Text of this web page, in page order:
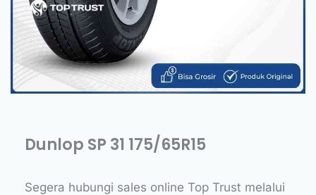
Dunlop SP 31 175/65R15
Segera hubungi sales online Top Trust melalui